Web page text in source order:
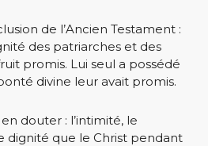
de l’Ancien Testament :
des patriarches et des
promis. Lui seul a possédé
divine leur avait promis.
douter : l’intimité, le
dignité que le Christ pendant